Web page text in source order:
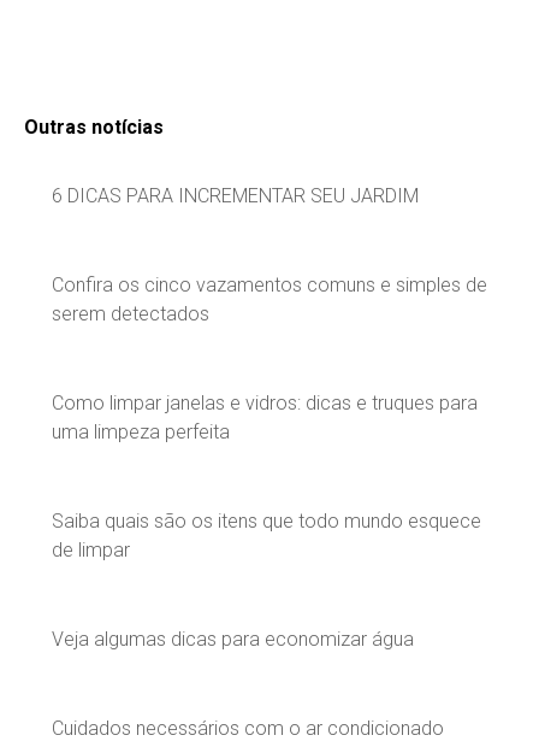
Outras notícias
6 DICAS PARA INCREMENTAR SEU JARDIM
Confira os cinco vazamentos comuns e simples de
serem detectados
Como limpar janelas e vidros: dicas e truques para
uma limpeza perfeita
Saiba quais são os itens que todo mundo esquece
de limpar
Veja algumas dicas para economizar água
Cuidados necessários com o ar condicionado